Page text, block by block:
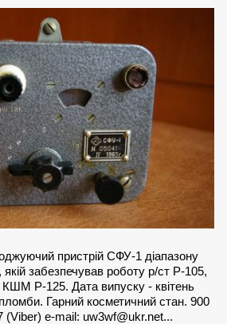
пристрій СФУ-1 діапазону
забезпечував роботу р/ст Р-105,
КШМ Р-125. Дата випуску - квітень
Гарний косметичний стан. 900
(Viber) e-mail: uw3wf@ukr.net...